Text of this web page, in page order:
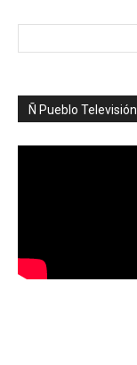
Ñ Pueblo Televisión